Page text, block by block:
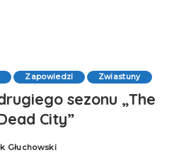
Zapowiedzi Zwiastuny
sezonu „The
City”
Głuchowski